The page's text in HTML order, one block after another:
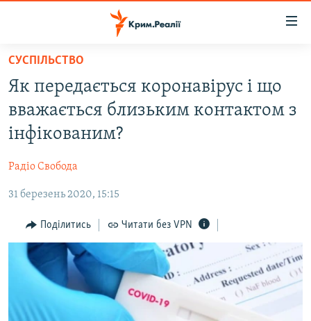
Перейти
основного
матеріалу
Перейти
до
основної
Перейти
пошуку
ВОДА.КРИМ
ВІДЕО ТА ФОТО
БЛОГИ
ПОГЛЯД
ІНТЕРВ'Ю
ВСЕ ЗА ДЕНЬ
СПЕЦПРОЕКТИ
ЯК ОБІЙТИ БЛОКУВАННЯ
СУСПІЛЬСТВО
Як передається коронавірус і що
вважається близьким контактом з
інфікованим?
Радіо Свобода
31 березень 2020, 15:15
Поділитись Читати без VPN